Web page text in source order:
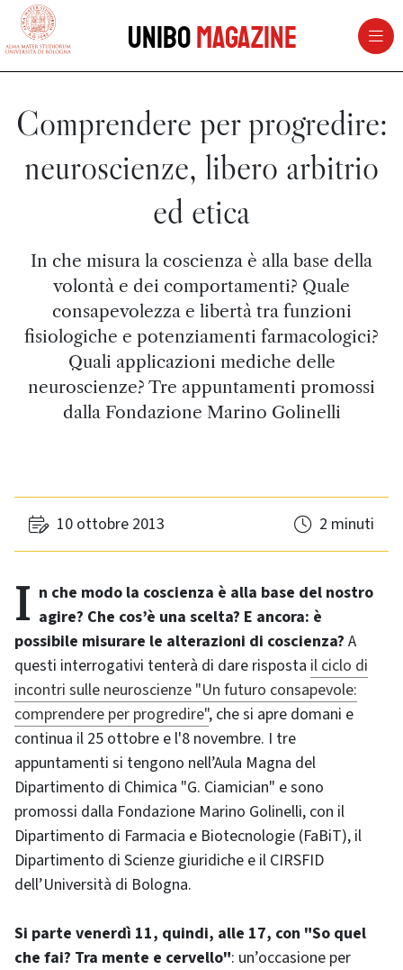
vai al contenuto della pagina
UniboMagazine
Comprendere per progredire:
neuroscienze, libero arbitrio
ed etica
In che misura la coscienza è alla base della
volontà e dei comportamenti? Quale
consapevolezza e libertà tra funzioni
fisiologiche e potenziamenti farmacologici?
Quali applicazioni mediche delle
neuroscienze? Tre appuntamenti promossi
dalla Fondazione Marino Golinelli
10 ottobre 2013 2 minuti
In che modo la coscienza è alla base del nostro agire? Che cos’è una scelta? E ancora: è
possibile misurare le alterazioni di coscienza? A
questi interrogativi tenterà di dare risposta il ciclo di
incontri sulle neuroscienze "Un futuro consapevole:
comprendere per progredire", che si apre domani e
continua il 25 ottobre e l'8 novembre. I tre
appuntamenti si tengono nell’Aula Magna del
Dipartimento di Chimica "G. Ciamician" e sono
promossi dalla Fondazione Marino Golinelli, con il
Dipartimento di Farmacia e Biotecnologie (FaBiT), il
Dipartimento di Scienze giuridiche e il CIRSFID
dell’Università di Bologna.
Si parte venerdì 11, quindi, alle 17, con "So quel
che fai? Tra mente e cervello": un’occasione per